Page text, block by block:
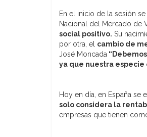
En el inicio de la sesión
Nacional del Mercado de
social positivo. Su
por otra, el cambio de
José Moncada “
ya que nuestra
Hoy en día, en España se
solo considera la
empresas que tienen